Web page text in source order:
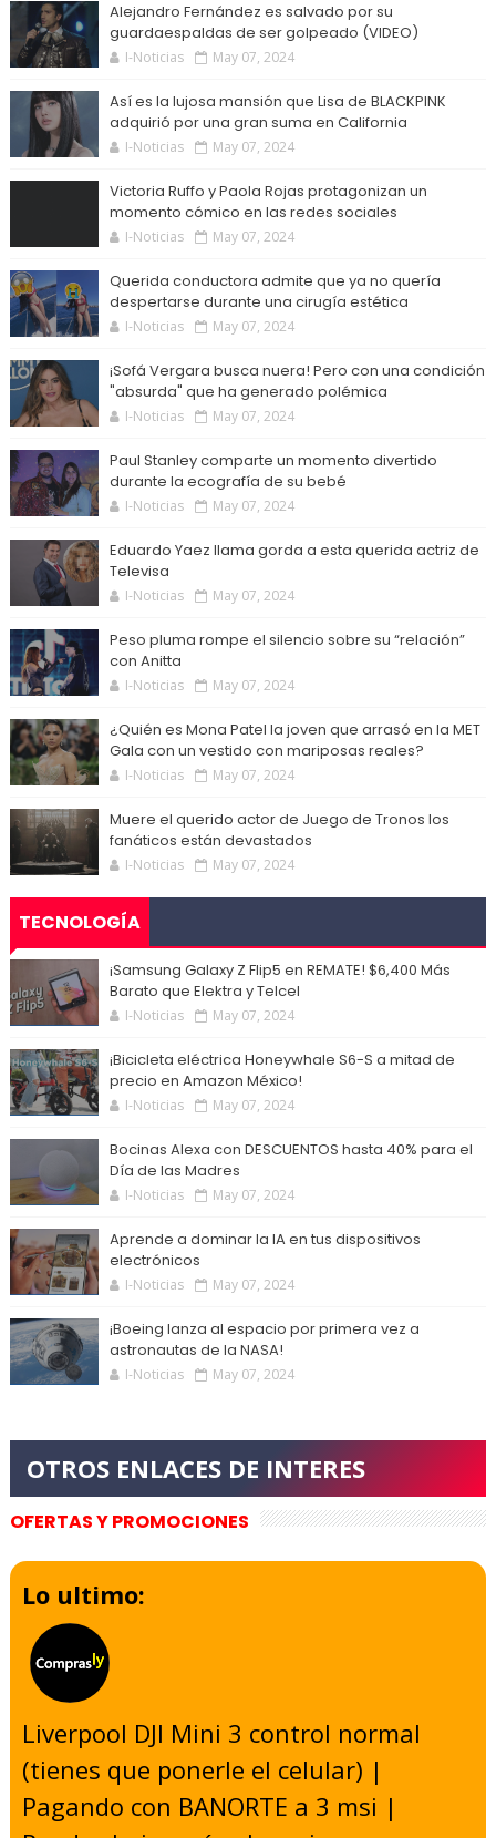
Alejandro Fernández es salvado por su
guardaespaldas de ser golpeado (VIDEO)
I-Noticias May 07, 2024
Así es la lujosa mansión que Lisa de BLACKPINK
adquirió por una gran suma en California
I-Noticias May 07, 2024
Victoria Ruffo y Paola Rojas protagonizan un
momento cómico en las redes sociales
I-Noticias May 07, 2024
Querida conductora admite que ya no quería
despertarse durante una cirugía estética
I-Noticias May 07, 2024
¡Sofá Vergara busca nuera! Pero con una condición
"absurda" que ha generado polémica
I-Noticias May 07, 2024
Paul Stanley comparte un momento divertido
durante la ecografía de su bebé
I-Noticias May 07, 2024
Eduardo Yaez llama gorda a esta querida actriz de
Televisa
I-Noticias May 07, 2024
Peso pluma rompe el silencio sobre su “relación”
con Anitta
I-Noticias May 07, 2024
¿Quién es Mona Patel la joven que arrasó en la MET
Gala con un vestido con mariposas reales?
I-Noticias May 07, 2024
Muere el querido actor de Juego de Tronos los
fanáticos están devastados
I-Noticias May 07, 2024
TECNOLOGÍA
¡Samsung Galaxy Z Flip5 en REMATE! $6,400 Más
Barato que Elektra y Telcel
I-Noticias May 07, 2024
¡Bicicleta eléctrica Honeywhale S6-S a mitad de
precio en Amazon México!
I-Noticias May 07, 2024
Bocinas Alexa con DESCUENTOS hasta 40% para el
Día de las Madres
I-Noticias May 07, 2024
Aprende a dominar la IA en tus dispositivos
electrónicos
I-Noticias May 07, 2024
¡Boeing lanza al espacio por primera vez a
astronautas de la NASA!
I-Noticias May 07, 2024
OFERTAS Y PROMOCIONES
Lo ultimo:
Liverpool DJI Mini 3 control normal
(tienes que ponerle el celular) |
Pagando con BANORTE a 3 msi |